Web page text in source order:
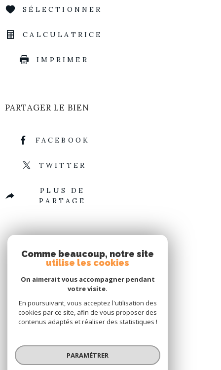
SÉLECTIONNER
CALCULATRICE
IMPRIMER
PARTAGER LE BIEN
FACEBOOK
TWITTER
PLUS DE
PARTAGE
Comme beaucoup, notre site
utilise les cookies
On aimerait vous accompagner pendant
votre visite.
En poursuivant, vous acceptez l'utilisation des
cookies par ce site, afin de vous proposer des
contenus adaptés et réaliser des statistiques !
PARAMÉTRER